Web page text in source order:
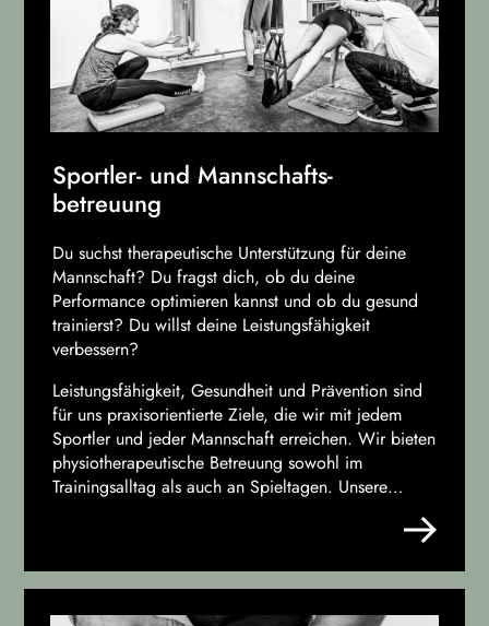
Sportler- und Mannschafts­
betreuung
Du suchst therapeutische Unterstützung für deine
Mannschaft? Du fragst dich, ob du deine
Performance optimieren kannst und ob du gesund
trainierst? Du willst deine Leistungsfähigkeit
verbessern?
Leistungsfähigkeit, Gesundheit und Prävention sind
für uns praxisorientierte Ziele, die wir mit jedem
Sportler und jeder Mannschaft erreichen. Wir bieten
physiotherapeutische Betreuung sowohl im
Trainingsalltag als auch an Spieltagen. Unsere
Betreuung bis hin zur Rehabilitation nach